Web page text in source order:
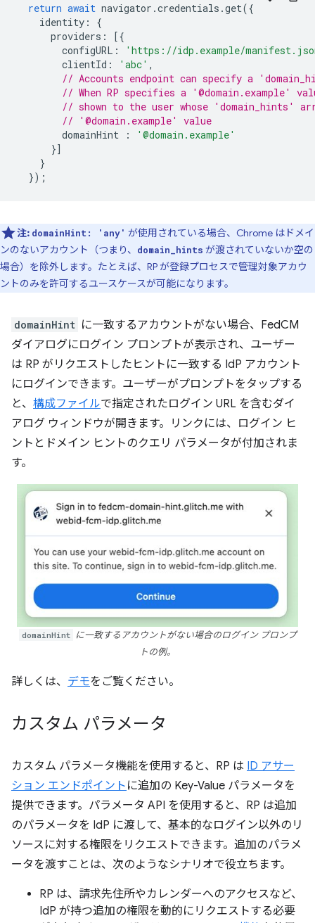
return await navigator .credentials .get({
identity :
{
providers :
[{
configURL :
'https://idp.example/
clientId : 'abc' ,
// Accounts endpoint can specify a
// When RP specifies a '@domain.example'
// shown to the user whose 'domain_hints'
// '@domain.example' value
domainHint
:
'@domain.example'
}]
}
});
注: domainHint: 'any' が使用されている場合、Chrome はドメイ
ンのないアカウント（つまり、
domain_hints が渡されていないか空の
場合）を除外します。たとえば、RP が登録プロセスで管理対象アカウ
ントのみを許可するユースケースが可能になります。
domainHint に一致するアカウントがない場合、FedCM
ダイアログにログイン プロンプトが表示され、ユーザー
は RP がリクエストしたヒントに一致する IdP アカウント
にログインできます。ユーザーがプロンプトをタップする
と、 構成ファイルで指定されたログイン URL を含むダイ
アログ ウィンドウが開きます。リンクには、ログイン ヒ
ントとドメイン ヒントのクエリ パラメータが付加されま
す。
domainHint
に一致するアカウントがない場合のログイン プロンプ
トの例。
詳しくは、 デモをご覧ください。
カスタム パラメータ
カスタム パラメータ機能を使用すると、RP は ID アサー
ション エンドポイント に追加の Key-Value パラメータを
提供できます。パラメータ API を使用すると、RP は追加
のパラメータを IdP に渡して、基本的なログイン以外のリ
ソースに対する権限をリクエストできます。追加のパラメ
ータを渡すことは、次のようなシナリオで役立ちます。
RP は、請求先住所やカレンダーへのアクセスなど、
IdP が持つ追加の権限を動的にリクエストする必要